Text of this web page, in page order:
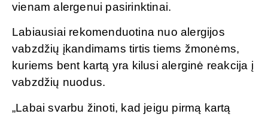
vienam alergenui pasirinktinai.
Labiausiai rekomenduotina nuo alergijos
vabzdžių įkandimams tirtis tiems žmonėms,
kuriems bent kartą yra kilusi alerginė reakcija į
vabzdžių nuodus.
„Labai svarbu žinoti, kad jeigu pirmą kartą